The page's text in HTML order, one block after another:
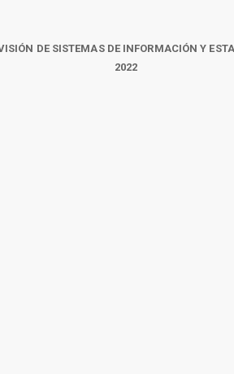
DE SISTEMAS DE INFORMACIÓN Y
2022